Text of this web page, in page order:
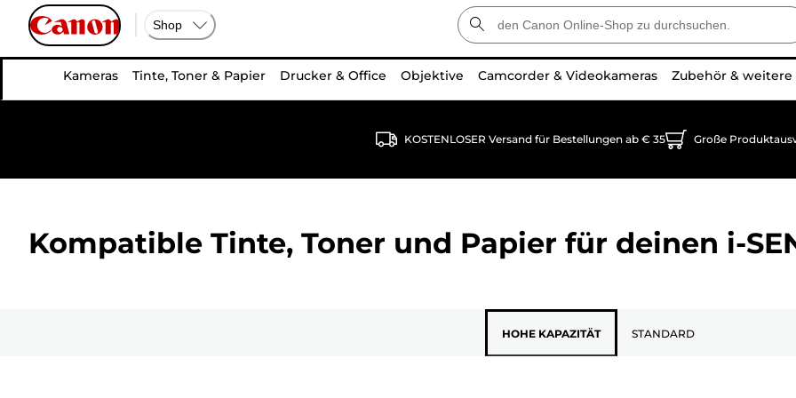
Shop
Kameras Tinte, Toner & Papier Drucker & Office Objektive Camcorder & Videokameras Zubehör &
KOSTENLOSER Versand für Bestellungen ab € 35 Große
Kompatible Tinte, Toner und Papier für deinen i-
HOHE KAPAZITÄT STANDARD